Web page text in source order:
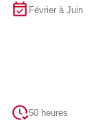
Février à Juin
50 heures